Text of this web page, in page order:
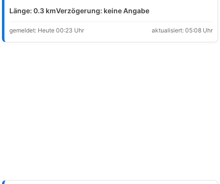
Länge: 0.3 kmVerzögerung: keine Angabe
gemeldet: Heute 00:23 Uhr aktualisiert: 05:08 Uhr